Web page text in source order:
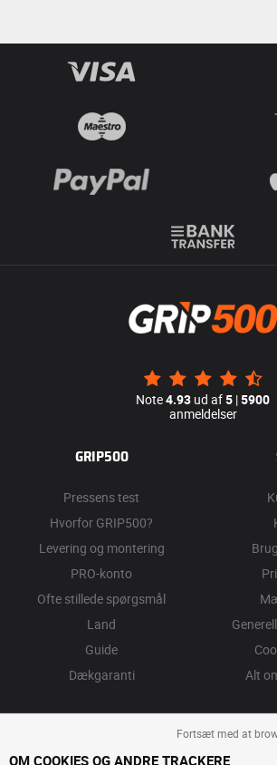
Note4.93 ud af5 |5900
anmeldelser
GRIP500
Pressens test
Hvorfor GRIP500?
Levering og montering
PRO-konto
Ofte stillede spørgsmål
Land
Guide
Dækgaranti
Alt
Fortsæt med at
OM COOKIES OG ANDRE TRACKERE